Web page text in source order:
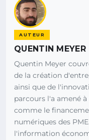
AUTEUR
QUENTIN MEYER
Quentin Meyer
de la création
ainsi que de
parcours l'a amené
comme le
numériques des
l'information